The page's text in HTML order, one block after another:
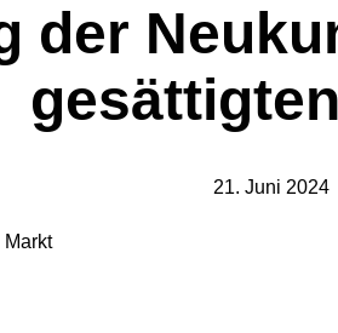
der
21. Juni 2024